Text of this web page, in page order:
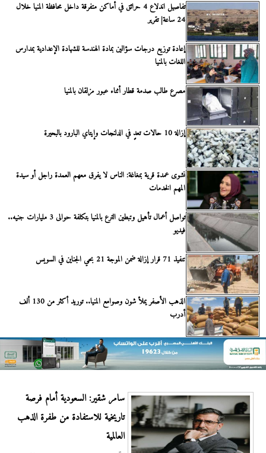
تفاصيل اندلاع 4 حرائق في أماكن متفرقة داخل محافظة المنيا خلال
24 ساعة| تقرير
إعادة توزيع درجات سؤالين بمادة الهندسة للشهادة الإعدادية بمدارس
اللغات بالمنيا
مصرع طالب صدمة قطار أثناء عبور مزلقان بالمنيا
إزالة 10 حالات تعدٍ في الدلنجات وإيتاي البارود بالبحيرة
نشوى عمدة قرية بمغاغة: الناس لا يفرق معهم العمدة راجل أو سيدة
المهم الخدمات
تواصل أعمال تأهيل وتبطين الترع بالمنيا بتكلفة حوالى 3 مليارات جنيه..
فيديو
تنفيذ 71 قرار إزالة ضمن الموجة 21 بحي الجناين في السويس
الذهب الأصفر يملأ شون وصوامع المنيا.. توريد أكثر من 130 ألف
أدرب
سامر شقير: السعودية أمام فرصة
تاريخية للاستفادة من طفرة الذهب
العالمية